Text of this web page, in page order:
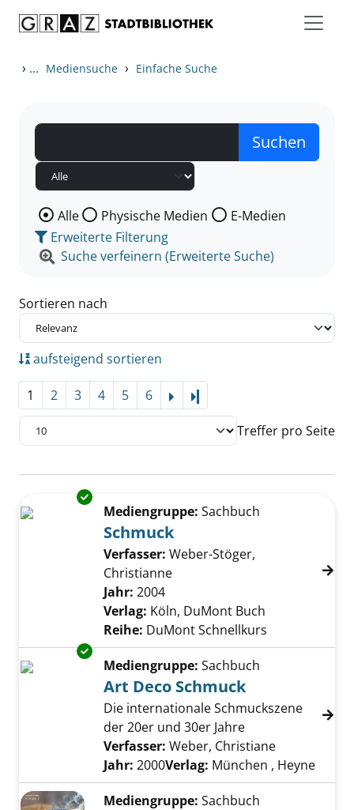
› ... Mediensuche › Einfache Suche
Wählen Sie die Medienart nach der Sie suchen wollen.
Alle Physische Medien
E-Medien
Erweiterte Filterung
Suche verfeinern (Erweiterte Suche)
Sortieren nach
aufsteigend sortieren
1 2 3 4 5 6
Treffer pro Seite
Suchergebnis
Zu den Suchfiltern springen
Exemplar-Details von Schmuck anzeigen
Mediengruppe: Sachbuch
Schmuck
Verfasser: Weber-Stöger,
Christianne Suche nach diesem Verfasser
Jahr: 2004
Verlag: Köln, DuMont Buch
Reihe: DuMont Schnellkurs
Exemplar-Details von Art Deco Schmuck
Mediengruppe: Sachbuch
Art Deco Schmuck
Die internationale Schmuckszene
der 20er und 30er Jahre
Verfasser: Weber, Christiane
Jahr: 2000Verlag: München , Heyne
Mediengruppe: Sachbuch